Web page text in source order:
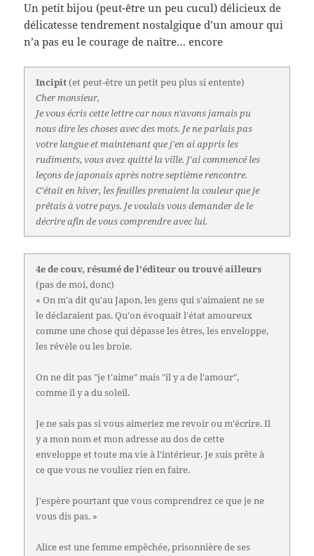
Un petit bijou (peut-être un peu cucul) délicieux de
délicatesse tendrement nostalgique d’un amour qui
n’a pas eu le courage de naître… encore
Incipit(et peut-être un petit peu plus si entente)
Cher monsieur,
Je vous écris cette lettre car nous n'avons jamais pu
nous dire les choses avec des mots. Je ne parlais pas
votre langue et maintenant que j'en ai appris les
rudiments, vous avez quitté la ville. J'ai commencé les
leçons de japonais après notre septième rencontre.
C'était en hiver, les feuilles prenaient la couleur que je
prêtais à votre pays. Je voulais vous demander de le
décrire afin de vous comprendre avec lui.
4e de couv, résumé de l'éditeur ou trouvé ailleurs
(pas de moi, donc)
« On m'a dit qu'au Japon, les gens qui s'aimaient ne se
le déclaraient pas. Qu'on évoquait l'état amoureux
comme une chose qui dépasse les êtres, les enveloppe,
les révèle ou les broie.
On ne dit pas "je t'aime" mais "il y a de l'amour",
comme il y a du soleil.
Je ne sais pas si vous aimeriez me revoir ou m'écrire. Il
y a mon nom et mon adresse au dos de cette
enveloppe et toute ma vie à l'intérieur. Je suis prête à
ce que vous ne vouliez rien en faire.
J'espère pourtant que vous comprendrez ce que je ne
vous dis pas. »
Alice est une femme empêchée, prisonnière de ses